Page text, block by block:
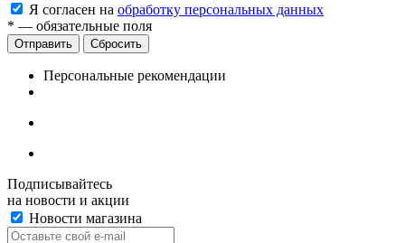
Я согласен на обработку персональных данных
* — обязательные поля
Сбросить
Персональные рекомендации
Подписывайтесь
на новости и акции
Новости магазина